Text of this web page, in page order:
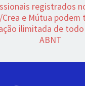
registrados
e Mútua podem
ilimitada de
ABNT